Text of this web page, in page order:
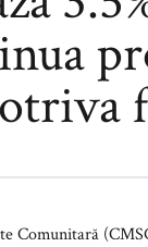
din Iași licențiat în servicii